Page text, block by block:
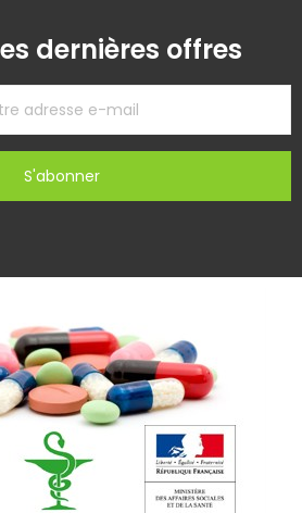
dernières offres
S'abonner